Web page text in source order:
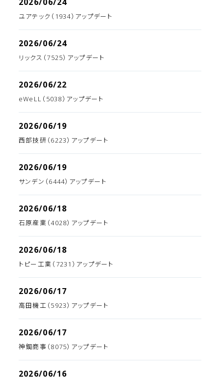
ユアテック（1934）アップデート
2026/06/24
リックス（7525）アップデート
2026/06/22
eWeLL（5038）アップデート
2026/06/19
西部技研（6223）アップデート
2026/06/19
サンデン（6444）アップデート
2026/06/18
石原産業（4028）アップデート
2026/06/18
トピー工業（7231）アップデート
2026/06/17
高田機工（5923）アップデート
2026/06/17
神鋼商事（8075）アップデート
2026/06/16